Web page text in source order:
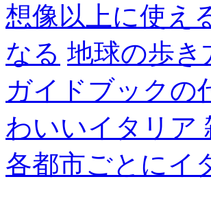
想像以上に使え
なる 地球の歩き
ガイドブックの
わいいイタリア
各都市ごとにイ